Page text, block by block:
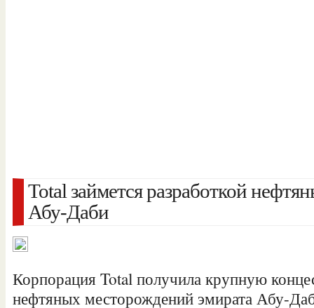
Total займется разработкой
Абу-Даби
Корпорация Total получила крупную
нефтяных месторождений эмирата Абу-